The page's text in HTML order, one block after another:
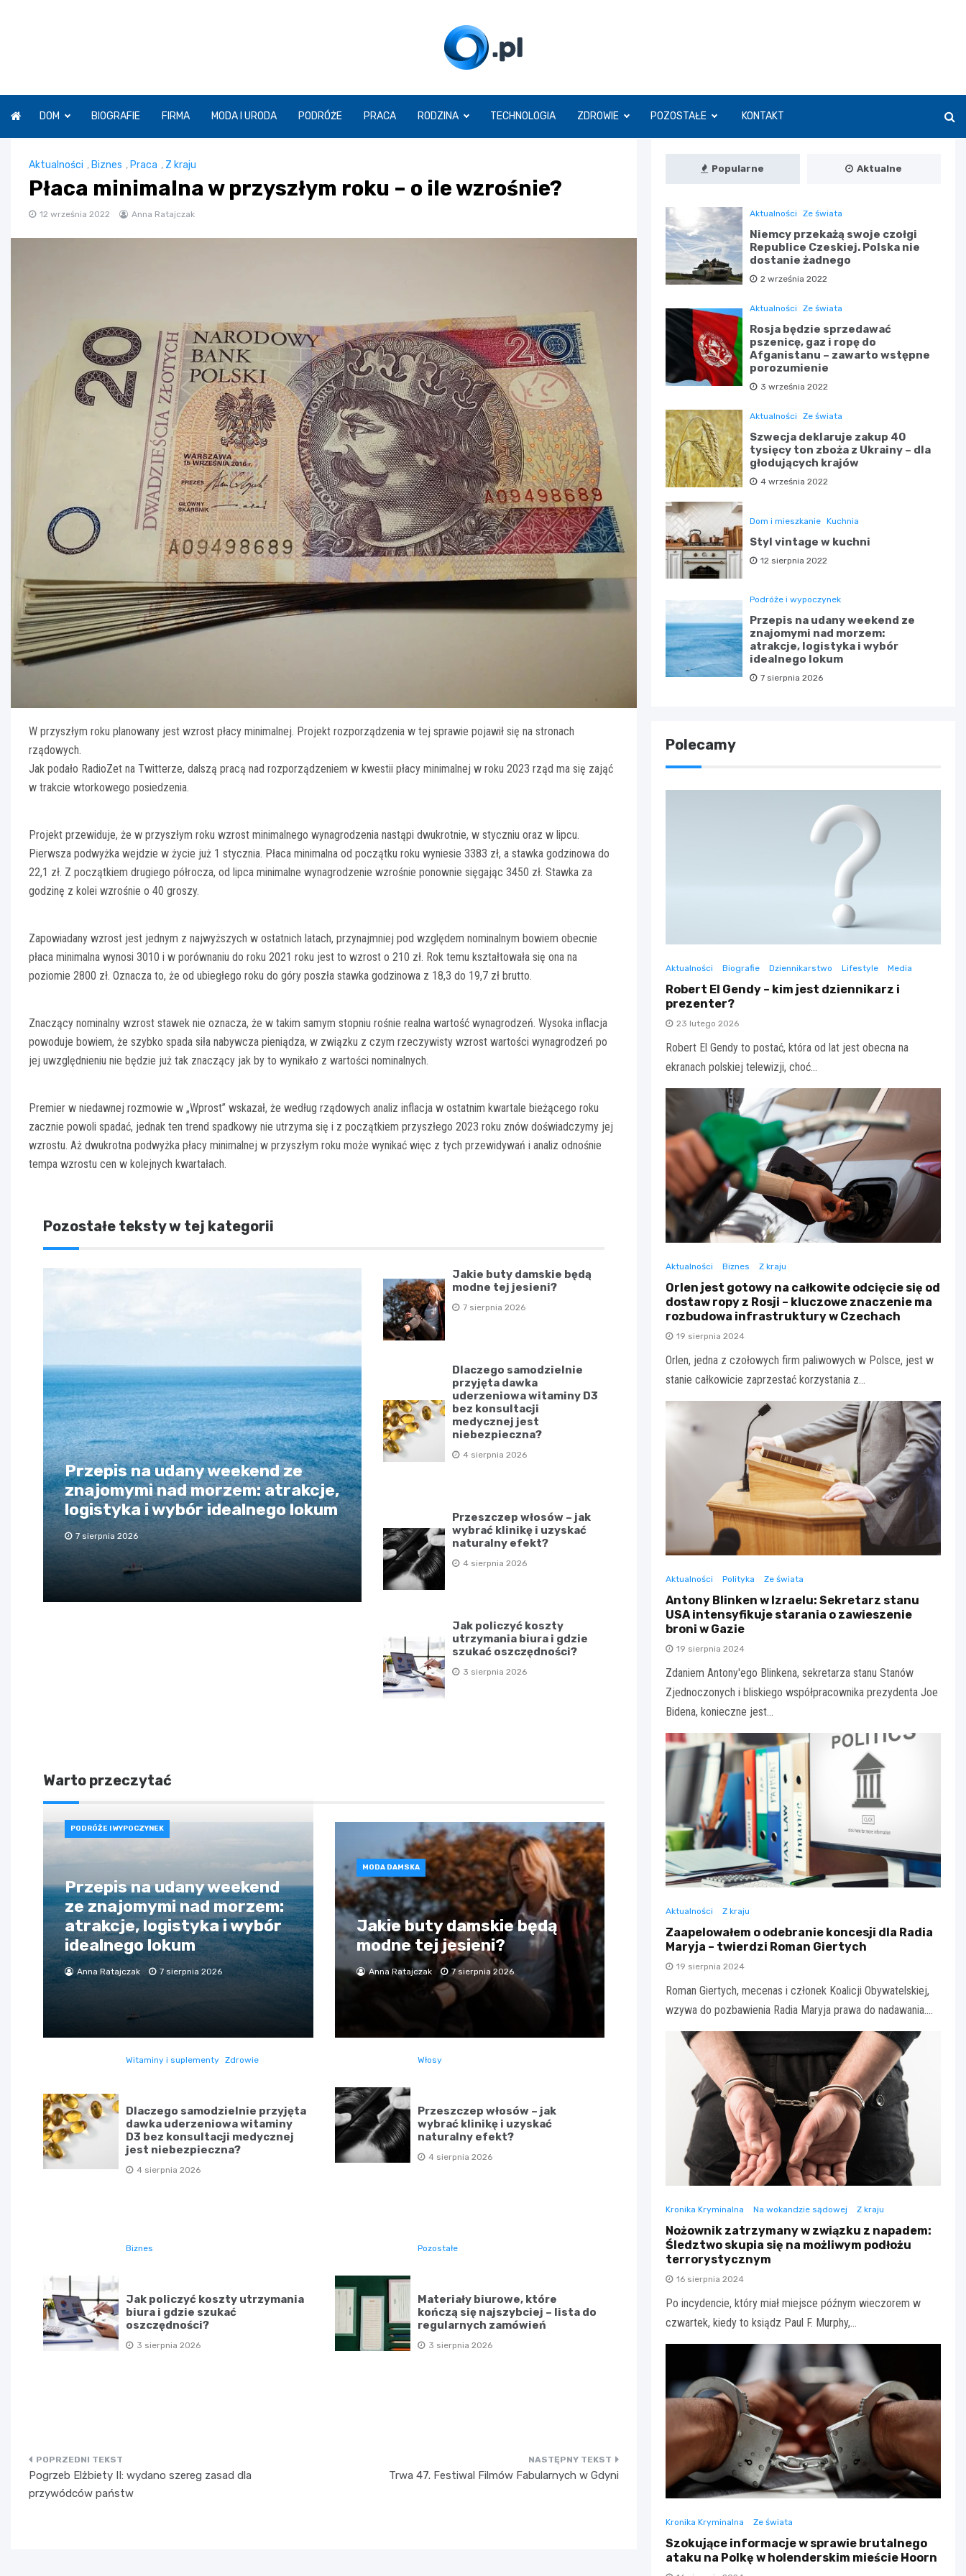
O.pl
DOM BIOGRAFIE FIRMA MODA I URODA PODRÓŻE PRACA RODZINA TECHNOLOGIA ZDROWIE POZOSTAŁE KONTAKT
Aktualności , Biznes , Praca , Z kraju
Płaca minimalna w przyszłym roku – o ile wzrośnie?
12 września 2022 Anna Ratajczak
W przyszłym roku planowany jest wzrost płacy minimalnej. Projekt rozporządzenia w tej sprawie pojawił się na stronach
rządowych.
Jak podało RadioZet na Twitterze, dalszą pracą nad rozporządzeniem w kwestii płacy minimalnej w roku 2023 rząd ma się zająć
w trakcie wtorkowego posiedzenia.
Projekt przewiduje, że w przyszłym roku wzrost minimalnego wynagrodzenia nastąpi dwukrotnie, w styczniu oraz w lipcu.
Pierwsza podwyżka wejdzie w życie już 1 stycznia. Płaca minimalna od początku roku wyniesie 3383 zł, a stawka godzinowa do
22,1 zł. Z początkiem drugiego półrocza, od lipca minimalne wynagrodzenie wzrośnie ponownie sięgając 3450 zł. Stawka za
godzinę z kolei wzrośnie o 40 groszy.
Zapowiadany wzrost jest jednym z najwyższych w ostatnich latach, przynajmniej pod względem nominalnym bowiem obecnie
płaca minimalna wynosi 3010 i w porównaniu do roku 2021 roku jest to wzrost o 210 zł. Rok temu kształtowała się ona na
poziomie 2800 zł. Oznacza to, że od ubiegłego roku do góry poszła stawka godzinowa z 18,3 do 19,7 zł brutto.
Znaczący nominalny wzrost stawek nie oznacza, że w takim samym stopniu rośnie realna wartość wynagrodzeń. Wysoka inflacja
powoduje bowiem, że szybko spada siła nabywcza pieniądza, w związku z czym rzeczywisty wzrost wartości wynagrodzeń po
jej uwzględnieniu nie będzie już tak znaczący jak by to wynikało z wartości nominalnych.
Premier w niedawnej rozmowie w „Wprost” wskazał, że według rządowych analiz inflacja w ostatnim kwartale bieżącego roku
zacznie powoli spadać, jednak ten trend spadkowy nie utrzyma się i z początkiem przyszłego 2023 roku znów doświadczymy jej
wzrostu. Aż dwukrotna podwyżka płacy minimalnej w przyszłym roku może wynikać więc z tych przewidywań i analiz odnośnie
tempa wzrostu cen w kolejnych kwartałach.
Pozostałe teksty w tej kategorii
Przepis na udany weekend ze
znajomymi nad morzem: atrakcje,
logistyka i wybór idealnego lokum
7 sierpnia 2026
Jakie buty damskie będą
modne tej jesieni?
7 sierpnia 2026
Dlaczego samodzielnie
przyjęta dawka
uderzeniowa witaminy D3
bez konsultacji
medycznej jest
niebezpieczna?
4 sierpnia 2026
Przeszczep włosów – jak
wybrać klinikę i uzyskać
naturalny efekt?
4 sierpnia 2026
Jak policzyć koszty
utrzymania biura i gdzie
szukać oszczędności?
3 sierpnia 2026
Warto przeczytać
PODRÓŻE I WYPOCZYNEK
Przepis na udany weekend
ze znajomymi nad morzem:
atrakcje, logistyka i wybór
idealnego lokum
Anna Ratajczak 7 sierpnia 2026
MODA DAMSKA
Jakie buty damskie będą
modne tej jesieni?
Anna Ratajczak 7 sierpnia 2026
Witaminy i suplementy Zdrowie
Dlaczego samodzielnie przyjęta
dawka uderzeniowa witaminy
D3 bez konsultacji medycznej
jest niebezpieczna?
4 sierpnia 2026
Włosy
Przeszczep włosów – jak
wybrać klinikę i uzyskać
naturalny efekt?
4 sierpnia 2026
Biznes
Jak policzyć koszty utrzymania
biura i gdzie szukać
oszczędności?
3 sierpnia 2026
Pozostałe
Materiały biurowe, które
kończą się najszybciej – lista do
regularnych zamówień
3 sierpnia 2026
Nawigacja
wpisu
Pogrzeb Elżbiety II: wydano szereg zasad dla
przywódców państw
Trwa 47. Festiwal Filmów Fabularnych w Gdyni
Popularne Aktualne
Aktualności Ze świata
Niemcy przekażą swoje czołgi
Republice Czeskiej. Polska nie
dostanie żadnego
2 września 2022
Aktualności Ze świata
Rosja będzie sprzedawać
pszenicę, gaz i ropę do
Afganistanu – zawarto wstępne
porozumienie
3 września 2022
Aktualności Ze świata
Szwecja deklaruje zakup 40
tysięcy ton zboża z Ukrainy – dla
głodujących krajów
4 września 2022
Dom i mieszkanie Kuchnia
Styl vintage w kuchni
12 sierpnia 2022
Podróże i wypoczynek
Przepis na udany weekend ze
znajomymi nad morzem:
atrakcje, logistyka i wybór
idealnego lokum
7 sierpnia 2026
Polecamy
Aktualności Biografie Dziennikarstwo Lifestyle Media
Robert El Gendy – kim jest dziennikarz i
prezenter?
23 lutego 2026
Robert El Gendy to postać, która od lat jest obecna na
ekranach polskiej telewizji, choć…
Aktualności Biznes Z kraju
Orlen jest gotowy na całkowite odcięcie się od
dostaw ropy z Rosji – kluczowe znaczenie ma
rozbudowa infrastruktury w Czechach
19 sierpnia 2024
Orlen, jedna z czołowych firm paliwowych w Polsce, jest w
stanie całkowicie zaprzestać korzystania z…
Aktualności Polityka Ze świata
Antony Blinken w Izraelu: Sekretarz stanu
USA intensyfikuje starania o zawieszenie
broni w Gazie
19 sierpnia 2024
Zdaniem Antony'ego Blinkena, sekretarza stanu Stanów
Zjednoczonych i bliskiego współpracownika prezydenta Joe
Bidena, konieczne jest…
Aktualności Z kraju
Zaapelowałem o odebranie koncesji dla Radia
Maryja – twierdzi Roman Giertych
19 sierpnia 2024
Roman Giertych, mecenas i członek Koalicji Obywatelskiej,
wzywa do pozbawienia Radia Maryja prawa do nadawania.…
Kronika Kryminalna Na wokandzie sądowej Z kraju
Nożownik zatrzymany w związku z napadem:
Śledztwo skupia się na możliwym podłożu
terrorystycznym
16 sierpnia 2024
Po incydencie, który miał miejsce późnym wieczorem w
czwartek, kiedy to ksiądz Paul F. Murphy,…
Kronika Kryminalna Ze świata
Szokujące informacje w sprawie brutalnego
ataku na Polkę w holenderskim mieście Hoorn